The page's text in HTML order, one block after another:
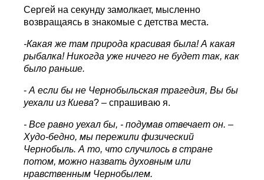
Сергей на секунду замолкает, мысленно
возвращаясь в знакомые с детства места.
-Какая же там природа красивая была! А какая
рыбалка! Никогда уже ничего не будет так, как
было раньше.
-А если бы не Чернобыльская трагедия, Вы бы
уехали из Киева? – спрашиваю я.
- Все равно уехал бы, - подумав отвечает он. –
Худо-бедно, мы пережили физический
Чернобыль. А то, что случилось в стране
потом, можно назвать духовным или
нравственным Чернобылем.